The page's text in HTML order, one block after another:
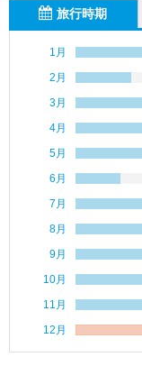
旅行時期
1月
2月
3月
4月
5月
6月
7月
8月
9月
10月
11月
12月